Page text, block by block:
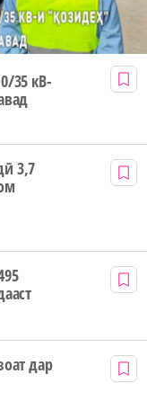
35 кВ-
3,7
дар